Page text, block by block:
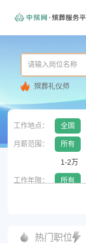
殡葬礼仪师
工作地点： 全国
月薪范围： 所有
1-2万
工作年限： 所有
硕士
热门职位